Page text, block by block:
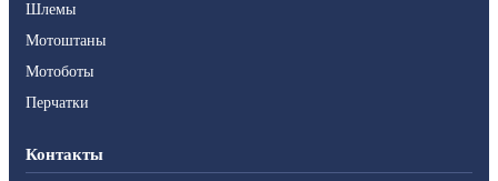
Шлемы
Мотоштаны
Мотоботы
Перчатки
Контакты